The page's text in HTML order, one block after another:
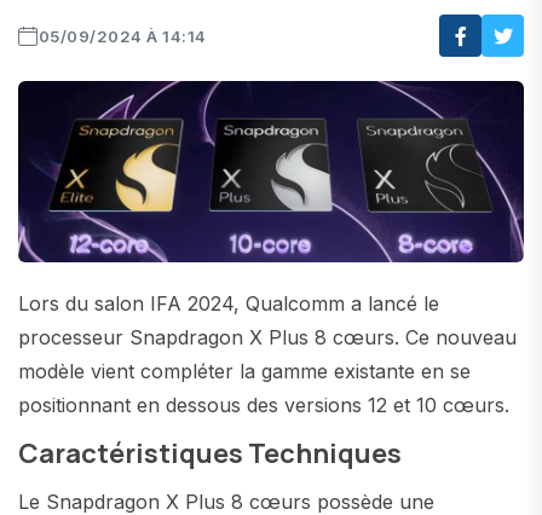
05/09/2024 À 14:14
Lors du salon IFA 2024, Qualcomm a lancé le
processeur Snapdragon X Plus 8 cœurs. Ce nouveau
modèle vient compléter la gamme existante en se
positionnant en dessous des versions 12 et 10 cœurs.
Caractéristiques Techniques
Le Snapdragon X Plus 8 cœurs possède une